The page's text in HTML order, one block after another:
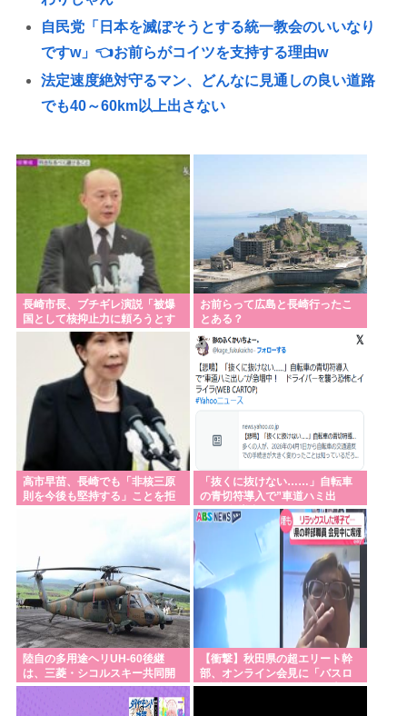
自民党「日本を滅ぼそうとする統一教会のいいなり
ですw」👈お前らがコイツを支持する理由w
法定速度絶対守るマン、どんなに見通しの良い道路
でも40～60km以上出さない
イ行ってきたw」👉自己顕示欲がどんどん抑えられ
なくなる
独身ひとり暮らしおじさんがひとりでスシローに来
たよ☺🍣
秋田県県庁の職員、公式オンライン会見で出張先の
ラブホテルでバスローブを着て喫煙しながら登場
www
靖国のコスプレ禁止てもしかして8月15日に高市早苗
が参拝することへの布石か？そらコスプレした馬鹿
がいたら絵にならないしな
【サッカー】アルゼンチン代表メッシの父親ホルヘ
さん、68歳で死去
中国系住民を同化させたタイとは正反対…ベトナム
が非難されても「華僑100万人」を国外追放したワケ
日本列島さん、人間が住めるエリアの少なさが流石
に厳しいwww
『サンモニ』 膳場貴子アナ「核兵器のない世界…現
実はどうなのでしょう」 長崎への原爆投下から81年
の日に
鯖、高騰。輸入鯖も高騰で加工業者の約2割が倒産廃
長崎市長、ブチギレ演説「被爆
国として核抑止力に頼ろうとす
るのやめろつってんの 」高市、
睨みつける
お前らって広島と長崎行ったこ
とある？
高市早苗、長崎でも「非核三原
則を今後も堅持する」ことを拒
「抜くに抜けない……」自転車
の青切符導入で”車道ハミ出
し”が急増中
陸自の多用途ヘリUH-60後継
は、三菱・シコルスキー共同開
発に？！
【衝撃】秋田県の超エリート幹
部、オンライン会見に「バスロ
ーブ姿＋タバコ」で登場し大問